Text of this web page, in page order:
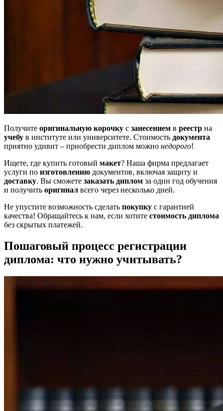
Получите оригинальную корочку с занесением в реестр на
учебу в институте или университете. Стоимость документа
приятно удивит – приобрести диплом можно недорого!
Ищете, где купить готовый макет? Наша фирма предлагает
услуги по изготовлению документов, включая защиту и
доставку. Вы сможете заказать диплом за один год обучения
и получить оригинал всего через несколько дней.
Не упустите возможность сделать покупку с гарантией
качества! Обращайтесь к нам, если хотите стоимость диплома
без скрытых платежей.
Пошаговый процесс регистрации
диплома: что нужно учитывать?